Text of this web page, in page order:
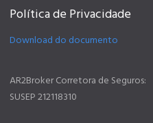
Política de Privacidade
Download do documento
AR2Broker Corretora de Seguros:
SUSEP 212118310